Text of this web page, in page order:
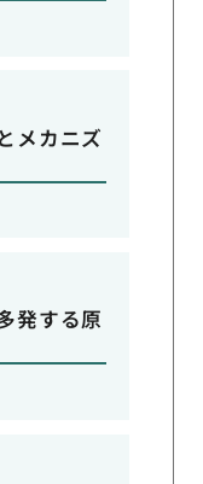
メカニズ
発する原